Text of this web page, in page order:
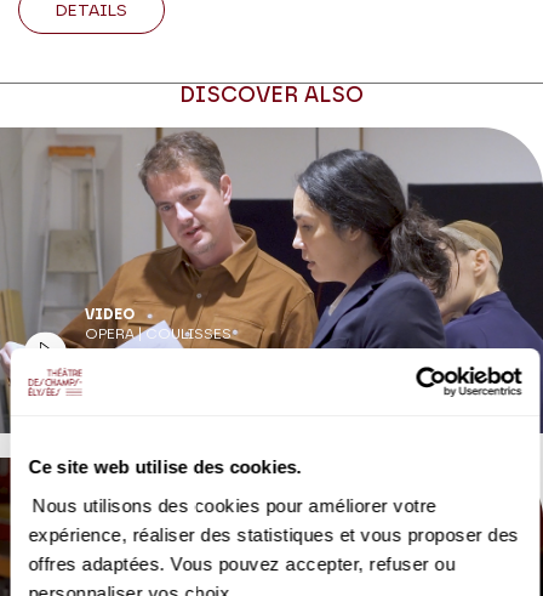
Ce site web utilise des cookies.
Nous utilisons des cookies pour améliorer votre
expérience, réaliser des statistiques et vous proposer des
offres adaptées. Vous pouvez accepter, refuser ou
DETAILS
DISCOVER ALSO
VIDEO
OPERA | COULISSES